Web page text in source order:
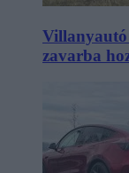
Villanyautó
zavarba